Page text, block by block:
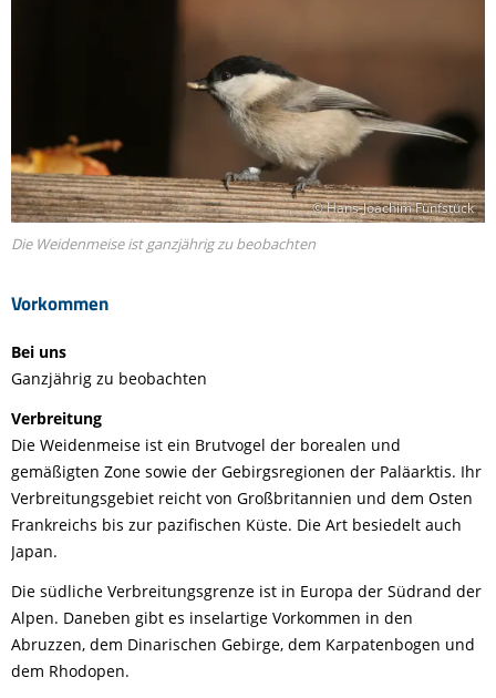
Vorkommen
© Hans-Joachim Fünfstück
Die Weidenmeise ist ganzjährig zu beobachten
Bei uns
Ganzjährig zu beobachten
Verbreitung
Die Weidenmeise ist ein Brutvogel der borealen und
gemäßigten Zone sowie der Gebirgsregionen der Paläarktis. Ihr
Verbreitungsgebiet reicht von Großbritannien und dem Osten
Frankreichs bis zur pazifischen Küste. Die Art besiedelt auch
Japan.
Die südliche Verbreitungsgrenze ist in Europa der Südrand der
Alpen. Daneben gibt es inselartige Vorkommen in den
Abruzzen, dem Dinarischen Gebirge, dem Karpatenbogen und
dem Rhodopen.